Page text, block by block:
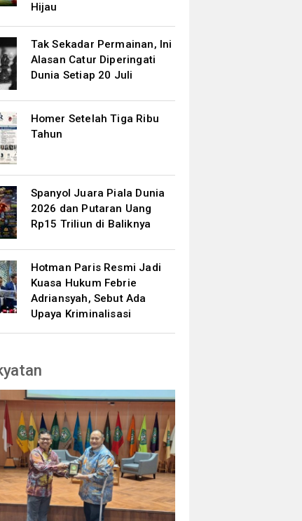
Hijau
Tak Sekadar Permainan, Ini
Alasan Catur Diperingati
Dunia Setiap 20 Juli
Homer Setelah Tiga Ribu
Tahun
Spanyol Juara Piala Dunia
2026 dan Putaran Uang
Rp15 Triliun di Baliknya
Hotman Paris Resmi Jadi
Kuasa Hukum Febrie
Adriansyah, Sebut Ada
Upaya Kriminalisasi